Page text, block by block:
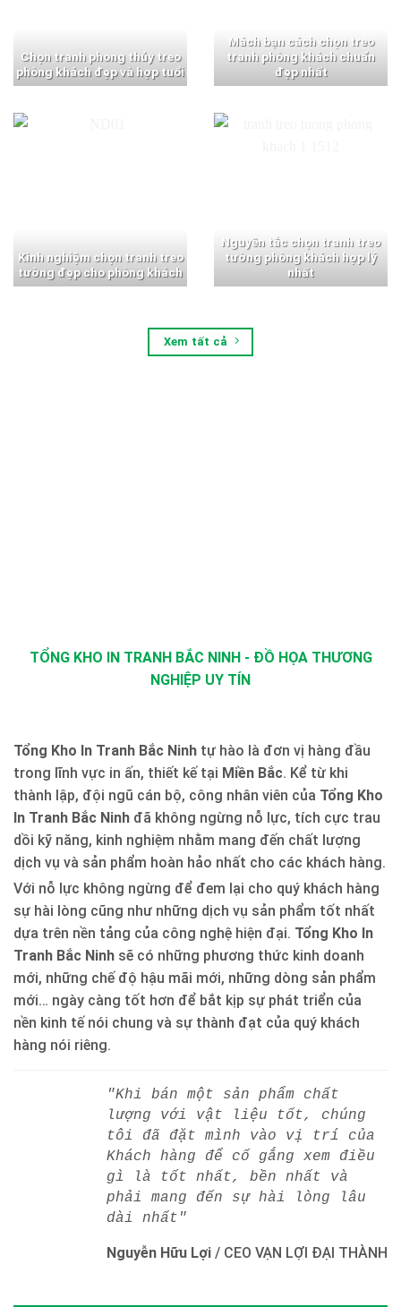
Chọn tranh phong thủy treo
phòng khách đẹp và hợp tuổi
Mách bạn cách chọn treo
tranh phòng khách chuẩn
đẹp nhất
Kinh nghiệm chọn tranh treo
tường đẹp cho phòng khách
Nguyên tắc chọn tranh treo
tường phòng khách hợp lý
nhất
Xem tất cả
TỔNG KHO IN TRANH BẮC NINH - ĐỒ HỌA THƯƠNG
NGHIỆP UY TÍN
Tổng Kho In Tranh Bắc Ninh tự hào là đơn vị hàng đầu
trong lĩnh vực in ấn, thiết kế tại Miền Bắc. Kể từ khi
thành lập, đội ngũ cán bộ, công nhân viên của Tổng Kho
In Tranh Bắc Ninh đã không ngừng nỗ lực, tích cực trau
dồi kỹ năng, kinh nghiệm nhằm mang đến chất lượng
dịch vụ và sản phẩm hoàn hảo nhất cho các khách hàng.
Với nỗ lực không ngừng để đem lại cho quý khách hàng
sự hài lòng cũng như những dịch vụ sản phẩm tốt nhất
dựa trên nền tảng của công nghệ hiện đại. Tổng Kho In
Tranh Bắc Ninh sẽ có những phương thức kinh doanh
mới, những chế độ hậu mãi mới, những dòng sản phẩm
mới… ngày càng tốt hơn để bắt kịp sự phát triển của
nền kinh tế nói chung và sự thành đạt của quý khách
hàng nói riêng.
"Khi bán một sản phẩm chất
lượng với vật liệu tốt, chúng
tôi đã đặt mình vào vị trí của
Khách hàng để cố gắng xem điều
gì là tốt nhất, bền nhất và
phải mang đến sự hài lòng lâu
dài nhất"
Nguyễn Hữu Lợi / CEO VẠN LỢI ĐẠI THÀNH